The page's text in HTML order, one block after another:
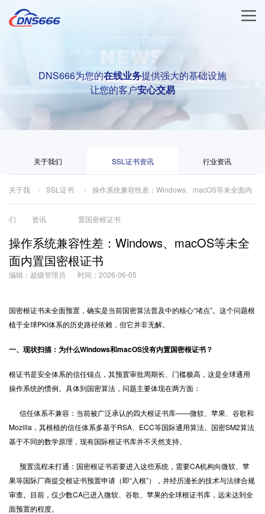
DNS666为您的在线业务提供强大的基础设施
让您的客户安心交易
关于我们 SSL证书资讯 行业资讯
关于我
们
SSL证书
资讯
操作系统兼容性差：Windows、macOS等未全面内
置国密根证书
操作系统兼容性差：Windows、macOS等未全
面内置国密根证书
编辑：超级管理员 时间：2026-06-05
国密根证书未全面预置，确实是当前国密算法普及中的核心“堵点”。这个问题根
植于全球PKI体系的历史路径依赖，但它并非无解。
一、现状扫描：为什么Windows和macOS没有内置国密根证书？
根证书是安全体系的信任锚点，其预置审批周期长、门槛极高，这是全球通用
操作系统的惯例。具体到国密算法，问题主要体现在两方面：
信任体系不兼容：当前被广泛承认的四大根证书库——微软、苹果、谷歌和
Mozilla，其根植的信任体系多基于RSA、ECC等国际通用算法。国密SM2算法
基于不同的数学原理，现有国际根证书库并不天然支持。
预置流程未打通：国密根证书若要进入这些系统，需要CA机构向微软、苹
果等国际厂商提交根证书预置申请（即“入根”），并经历漫长的技术与法律合规
审查。目前，仅少数CA已进入微软、谷歌、苹果的全球根证书库，远未达到全
面预置的程度。